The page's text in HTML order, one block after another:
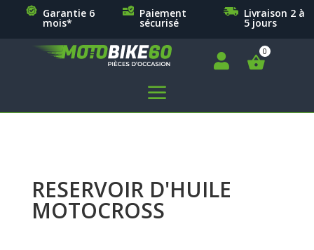
Garantie 6
mois*
Paiement
sécurisé
Livraison 2 à
5 jours

a
RESERVOIR D'HUILE
MOTOCROSS